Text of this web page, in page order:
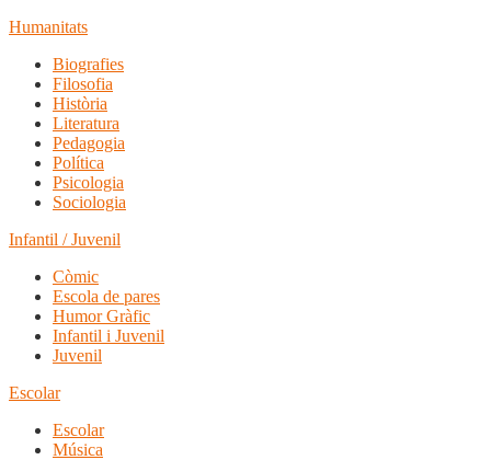
Humanitats
Biografies
Filosofia
Història
Literatura
Pedagogia
Política
Psicologia
Sociologia
Infantil / Juvenil
Còmic
Escola de pares
Humor Gràfic
Infantil i Juvenil
Juvenil
Escolar
Escolar
Música